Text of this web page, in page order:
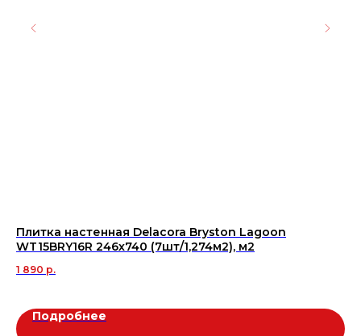
Плитка настенная Delacora Bryston Lagoon
WT15BRY16R 246х740 (7шт/1,274м2), м2
1 890 р.
Подробнее